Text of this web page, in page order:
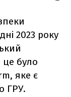
2023 року
це було
яке є
ГРУ.